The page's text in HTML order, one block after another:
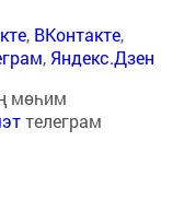
, ВКонтакте,
, Яндекс.Дзен
мөһим
телеграм